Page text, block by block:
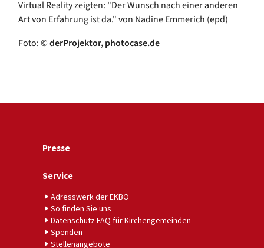
Virtual Reality zeigten: "Der Wunsch nach einer anderen
Art von Erfahrung ist da." von Nadine Emmerich (epd)
Foto: ©derProjektor, photocase.de
Presse
Service
Adresswerk der EKBO
So finden Sie uns
Datenschutz FAQ für Kirchengemeinden
Spenden
Stellenangebote